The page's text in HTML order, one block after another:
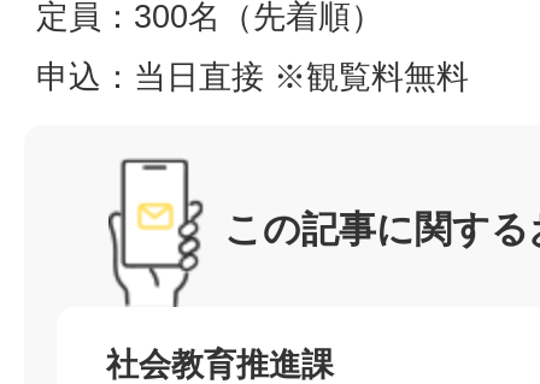
定員：300名（先着順）
申込：当日直接 ※観覧料無料
この記事に関す
社会教育推進課